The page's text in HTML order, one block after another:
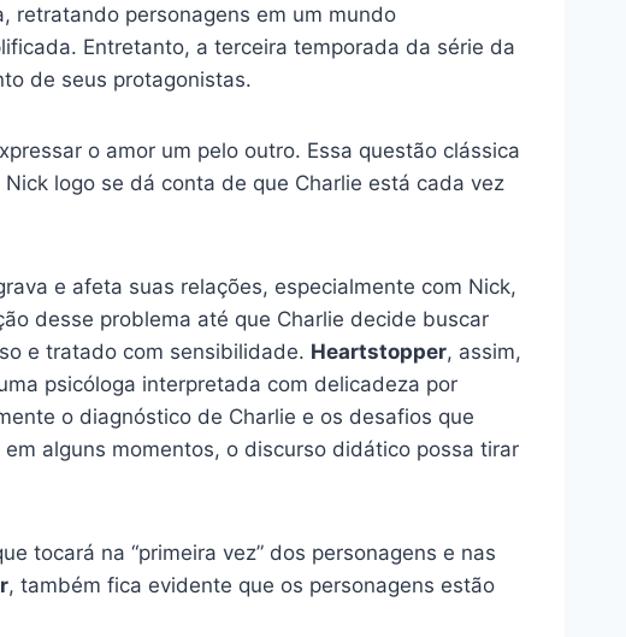
retratando personagens em um mundo
Entretanto, a terceira temporada da série da
de seus protagonistas.
o amor um pelo outro. Essa questão clássica
logo se dá conta de que Charlie está cada vez
e afeta suas relações, especialmente com Nick,
desse problema até que Charlie decide buscar
e tratado com sensibilidade. Heartstopper, assim,
psicóloga interpretada com delicadeza por
o diagnóstico de Charlie e os desafios que
alguns momentos, o discurso didático possa tirar
tocará na “primeira vez” dos personagens e nas
, também fica evidente que os personagens estão